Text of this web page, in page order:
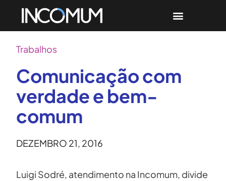
Trabalhos
Comunicação com
verdade e bem-
comum
DEZEMBRO 21, 2016
Luigi Sodré, atendimento na Incomum, divide